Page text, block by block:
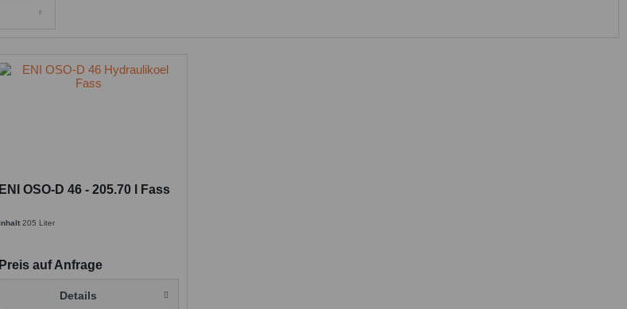
ENI OSO-D 46 - 205.70 l Fass
Inhalt 205 Liter
Preis auf Anfrage
Details